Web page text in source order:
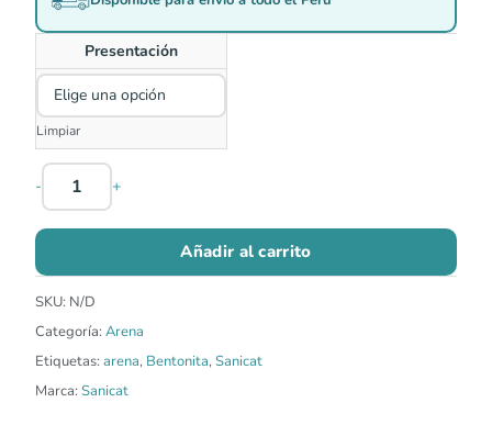
Presentación
Limpiar
- +
Añadir al carrito
SKU: N/D
Categoría: Arena
Etiquetas: arena, Bentonita,Sanicat
Marca: Sanicat